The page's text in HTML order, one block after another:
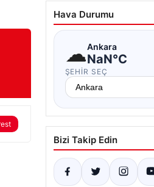
Hava Durumu
☁Ankara
NaN°C
ŞEHIR SEÇ
Bizi Takip Edin